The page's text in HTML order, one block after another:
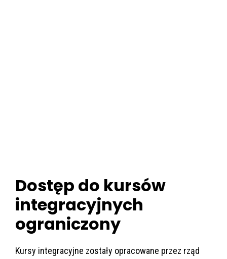
Dostęp do kursów
integracyjnych
ograniczony
Kursy integracyjne zostały opracowane przez rząd